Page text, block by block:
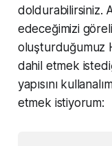
doldurabilirsiniz.
edeceğimizi
oluşturduğumuz
dahil etmek
yapısını
etmek istiyorum: